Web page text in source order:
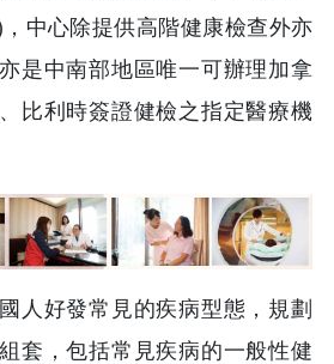
中心除提供高階健康檢查外亦
是中南部地區唯一可辦理加拿
比利時簽證健檢之指定醫療機
人好發常見的疾病型態，規劃
套，包括常見疾病的一般性健